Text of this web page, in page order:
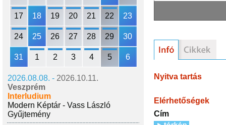
17 18 19 20 21 22 23
24 25 26 27 28 29 30
31 1 2 3 4 5 6
2026.08.08. - 2026.10.11.
Veszprém
Interludium
Modern Képtár - Vass László
Gyűjtemény
Nyitva tartás
Elérhetőségek
Cím